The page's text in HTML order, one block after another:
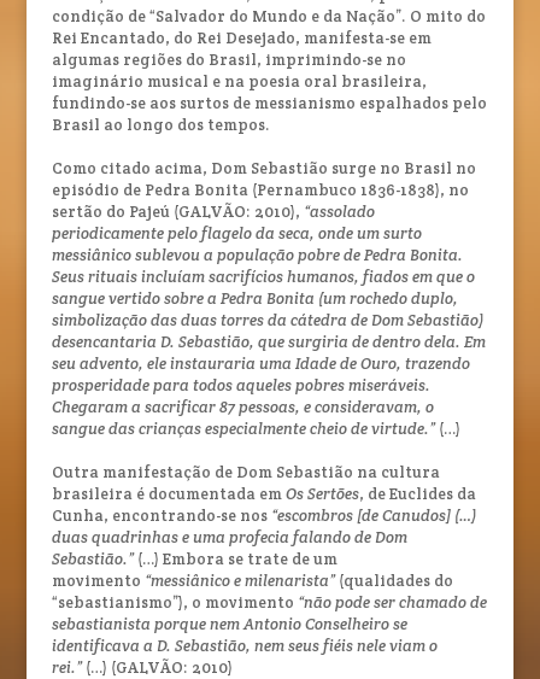
condição de “Salvador do Mundo e da Nação”. O mito do
Rei Encantado, do Rei Desejado, manifesta-se em
algumas regiões do Brasil, imprimindo-se no
imaginário musical e na poesia oral brasileira,
fundindo-se aos surtos de messianismo espalhados pelo
Brasil ao longo dos tempos.
Como citado acima, Dom Sebastião surge no Brasil no
episódio de Pedra Bonita (Pernambuco 1836-1838), no
sertão do Pajeú (GALVÃO: 2010), “assolado
periodicamente pelo flagelo da seca, onde um surto
messiânico sublevou a população pobre de Pedra Bonita.
Seus rituais incluíam sacrifícios humanos, fiados em que o
sangue vertido sobre a Pedra Bonita (um rochedo duplo,
simbolização das duas torres da cátedra de Dom Sebastião)
desencantaria D. Sebastião, que surgiria de dentro dela. Em
seu advento, ele instauraria uma Idade de Ouro, trazendo
prosperidade para todos aqueles pobres miseráveis.
Chegaram a sacrificar 87 pessoas, e consideravam, o
sangue das crianças especialmente cheio de virtude.”(…)
Outra manifestação de Dom Sebastião na cultura
brasileira é documentada emOs Sertões, de Euclides da
Cunha, encontrando-se nos “escombros [de Canudos] (…)
duas quadrinhas e uma profecia falando de Dom
Sebastião.”(…) Embora se trate de um
movimento “messiânico e milenarista”(qualidades do
“sebastianismo”), o movimento “não pode ser chamado de
sebastianista porque nem Antonio Conselheiro se
identificava a D. Sebastião, nem seus fiéis nele viam o
rei.”(…) (GALVÃO: 2010)